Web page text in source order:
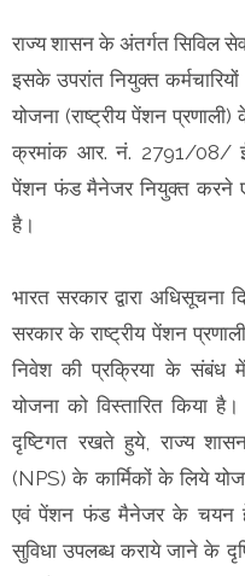
राज्य शासन के अंतर्गत सिविल
इसके उपरांत नियुक्त
योजना (राष्ट्रीय पेंशन
क्रमांक आर. नं. 2791/08/ ई/
पेंशन फंड मैनेजर नियुक्त करने एवं
है।
भारत सरकार द्वारा अधिसूचना
सरकार के राष्ट्रीय पेंशन
निवेश की प्रक्रिया के संबंध
योजना को विस्तारित किया
दृष्टिगत रखते हुये, राज्य शासन
(NPS) के कार्मिकों के लिये
एवं पेंशन फंड मैनेजर के चयन
सुविधा उपलब्ध कराये जाने के